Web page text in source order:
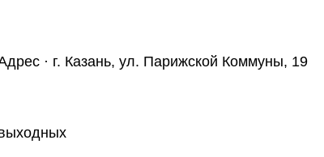
· г. Казань, ул. Парижской Коммуны, 19